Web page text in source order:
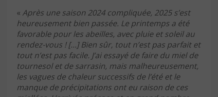
« Après une saison 2024 compliquée, 2025 s’est
heureusement bien passée. Le printemps a été
favorable pour les abeilles, avec pluie et soleil au
rendez-vous ! […] Bien sûr, tout n’est pas parfait et
tout n’est pas facile. J’ai essayé de faire du miel de
tournesol et de sarrasin, mais malheureusement,
les vagues de chaleur successifs de l’été et le
manque de précipitations ont eu raison de ces